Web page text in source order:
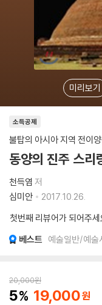
미리보기
소득공제
불탑의 아시아 지역 전이
동양의 진주 스리
천득염 저
심미안
2017.10.26.
첫번째 리뷰어가 되어주세
베스트 예술일반/예
20,000원
5 19,000